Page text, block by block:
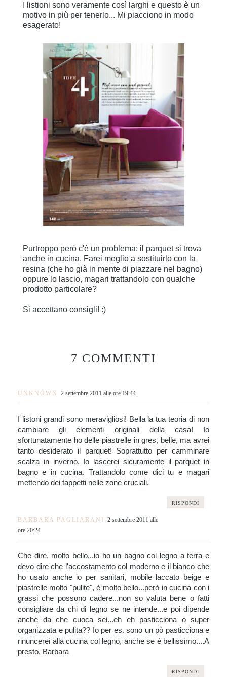
I listioni sono veramente così larghi e questo è un
motivo in più per tenerlo... Mi piacciono in modo
esagerato!
Purtroppo però c'è un problema: il parquet si trova
anche in cucina. Farei meglio a sostituirlo con la
resina (che ho già in mente di piazzare nel bagno)
oppure lo lascio, magari trattandolo con qualche
prodotto particolare?
Si accettano consigli! :)
7 COMMENTI
UNKNOWN 2 settembre 2011 alle ore 19:44
I listoni grandi sono meravigliosi! Bella la tua teoria di non
cambiare gli elementi originali della casa! Io
sfortunatamente ho delle piastrelle in gres, belle, ma avrei
tanto desiderato il parquet! Soprattutto per camminare
scalza in inverno. Io lascerei sicuramente il parquet in
bagno e in cucina. Trattandolo come dici tu e magari
mettendo dei tappetti nelle zone cruciali.
RISPONDI
BARBARA PAGLIARANI
2 settembre 2011 alle
ore 20:24
Che dire, molto bello...io ho un bagno col legno a terra e
devo dire che l'accostamento col moderno e il bianco che
ho usato anche io per sanitari, mobile laccato beige e
piastrelle molto "pulite", è molto bello...però in cucina con i
grassi che possono cadere...non so valuta bene o fatti
consigliare da chi di legno se ne intende...e poi dipende
anche da che cuoca sei...eh eh pasticciona o super
organizzata e pulita?? Io per es. sono un pò pasticciona e
rinuncerei alla cucina col legno, anche se è bellissimo....A
presto, Barbara
RISPONDI